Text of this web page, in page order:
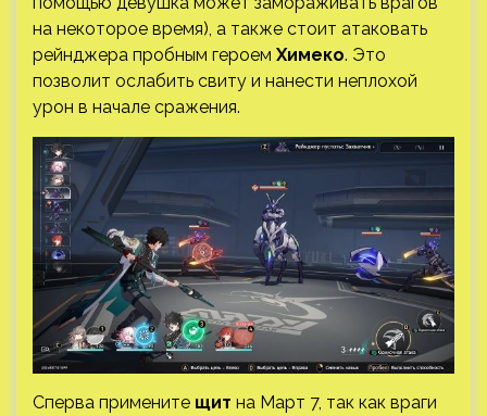
на некоторое время), а также стоит атаковать
рейнджера пробным героем Химеко. Это
позволит ослабить свиту и нанести неплохой
урон в начале сражения.
Сперва примените щит на Март 7, так как враги